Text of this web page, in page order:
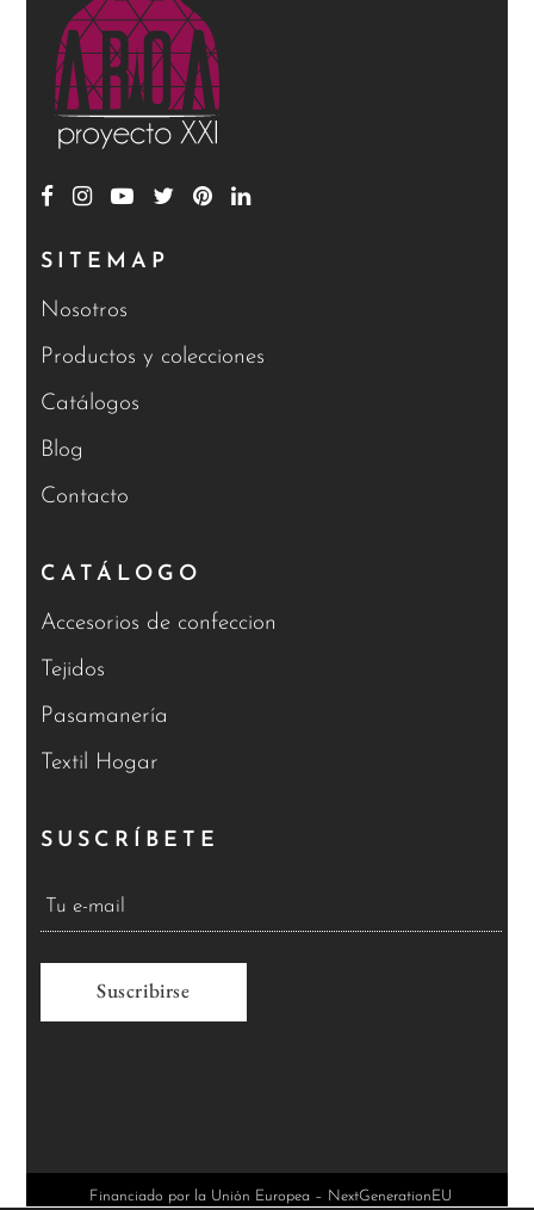
SITEMAP
Nosotros
Productos y colecciones
Catálogos
Blog
Contacto
CATÁLOGO
Accesorios de confeccion
Tejidos
Pasamanería
Textil Hogar
SUSCRÍBETE
Financiado por la Unión Europea – NextGenerationEU